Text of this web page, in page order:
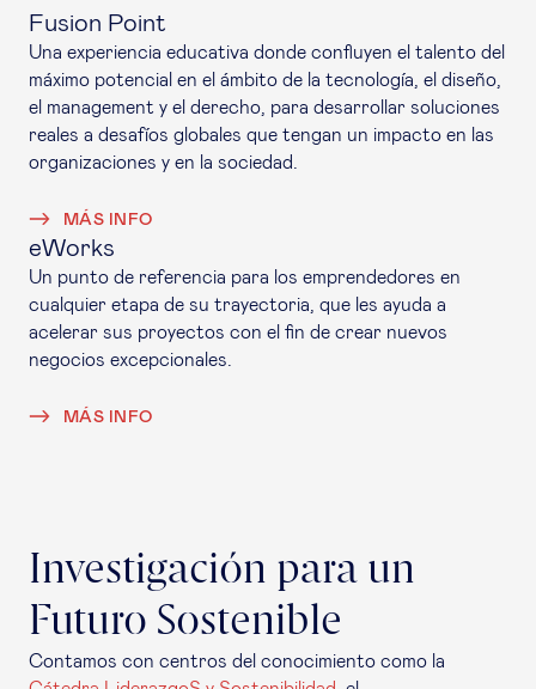
Fusion Point
Una experiencia educativa donde confluyen el talento del
máximo potencial en el ámbito de la tecnología, el diseño,
el management y el derecho, para desarrollar soluciones
reales a desafíos globales que tengan un impacto en las
organizaciones y en la sociedad.
MÁS INFO
eWorks
Un punto de referencia para los emprendedores en
cualquier etapa de su trayectoria, que les ayuda a
acelerar sus proyectos con el fin de crear nuevos
negocios excepcionales.
MÁS INFO
Investigación para un
Futuro Sostenible
Contamos con centros del conocimiento como la